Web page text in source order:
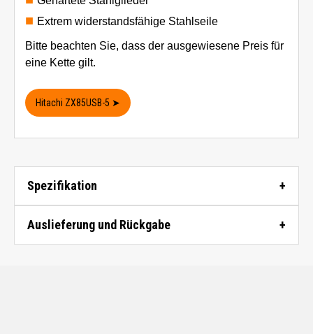
Extrem widerstandsfähige Stahlseile
Bitte beachten Sie, dass der ausgewiesene Preis für
eine Kette gilt.
Hitachi ZX85USB-5 ➤
Spezifikation
Auslieferung und Rückgabe